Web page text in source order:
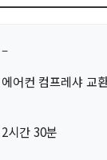
–
에어컨 컴프레샤 교
2시간 30분